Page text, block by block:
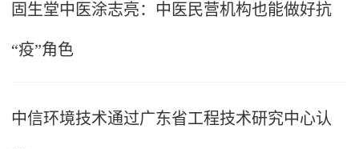
固生堂中医涂志亮：中医民营机构也能做好抗
“疫”角色
中信环境技术通过广东省工程技术研究中心认